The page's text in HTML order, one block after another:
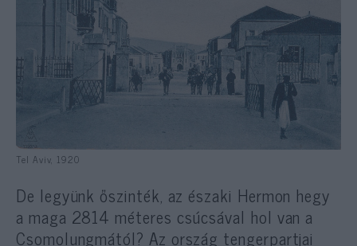
Tel Aviv, 1920
De legyünk őszinték, az északi Hermon hegy
a maga 2814 méteres csúcsával hol van a
Csomolungmától? Az ország tengerpartjai